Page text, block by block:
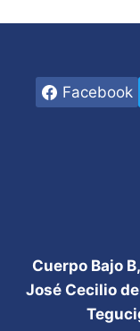
Facebook
Cuerpo Bajo
José Cecilio